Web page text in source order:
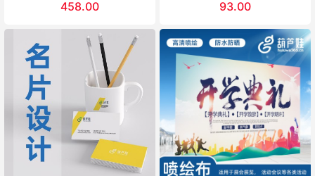
458.00 93.00